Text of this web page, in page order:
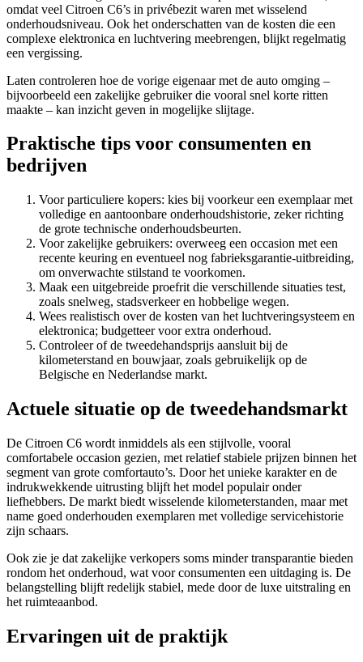
omdat veel Citroen C6’s in privébezit waren met wisselend
onderhoudsniveau. Ook het onderschatten van de kosten die een
complexe elektronica en luchtvering meebrengen, blijkt regelmatig
een vergissing.
Laten controleren hoe de vorige eigenaar met de auto omging –
bijvoorbeeld een zakelijke gebruiker die vooral snel korte ritten
maakte – kan inzicht geven in mogelijke slijtage.
Praktische tips voor consumenten en
bedrijven
Voor particuliere kopers: kies bij voorkeur een exemplaar met
volledige en aantoonbare onderhoudshistorie, zeker richting
de grote technische onderhoudsbeurten.
Voor zakelijke gebruikers: overweeg een occasion met een
recente keuring en eventueel nog fabrieksgarantie-uitbreiding,
om onverwachte stilstand te voorkomen.
Maak een uitgebreide proefrit die verschillende situaties test,
zoals snelweg, stadsverkeer en hobbelige wegen.
Wees realistisch over de kosten van het luchtveringsysteem en
elektronica; budgetteer voor extra onderhoud.
Controleer of de tweedehandsprijs aansluit bij de
kilometerstand en bouwjaar, zoals gebruikelijk op de
Belgische en Nederlandse markt.
Actuele situatie op de tweedehandsmarkt
De Citroen C6 wordt inmiddels als een stijlvolle, vooral
comfortabele occasion gezien, met relatief stabiele prijzen binnen het
segment van grote comfortauto’s. Door het unieke karakter en de
indrukwekkende uitrusting blijft het model populair onder
liefhebbers. De markt biedt wisselende kilometerstanden, maar met
name goed onderhouden exemplaren met volledige servicehistorie
zijn schaars.
Ook zie je dat zakelijke verkopers soms minder transparantie bieden
rondom het onderhoud, wat voor consumenten een uitdaging is. De
belangstelling blijft redelijk stabiel, mede door de luxe uitstraling en
het ruimteaanbod.
Ervaringen uit de praktijk